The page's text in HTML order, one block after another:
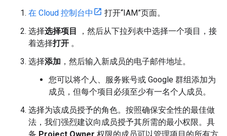
在 Cloud 控制台中
打开“IAM”页面。
选择选择项目
，然后从下拉列表中选择一个项目，接
着选择打开 。
选择添加 ，然后输入新成员的电子邮件地址。
您可以将个人、服务账号或 Google 群组添加为
成员，但每个项目必须至少有一名个人成员。
选择为该成员授予的角色。按照确保安全性的最佳做
法，我们强烈建议向成员授予其所需的最小权限。具